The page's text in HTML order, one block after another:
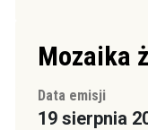
Mozaika
Data emisji
19 sierpnia